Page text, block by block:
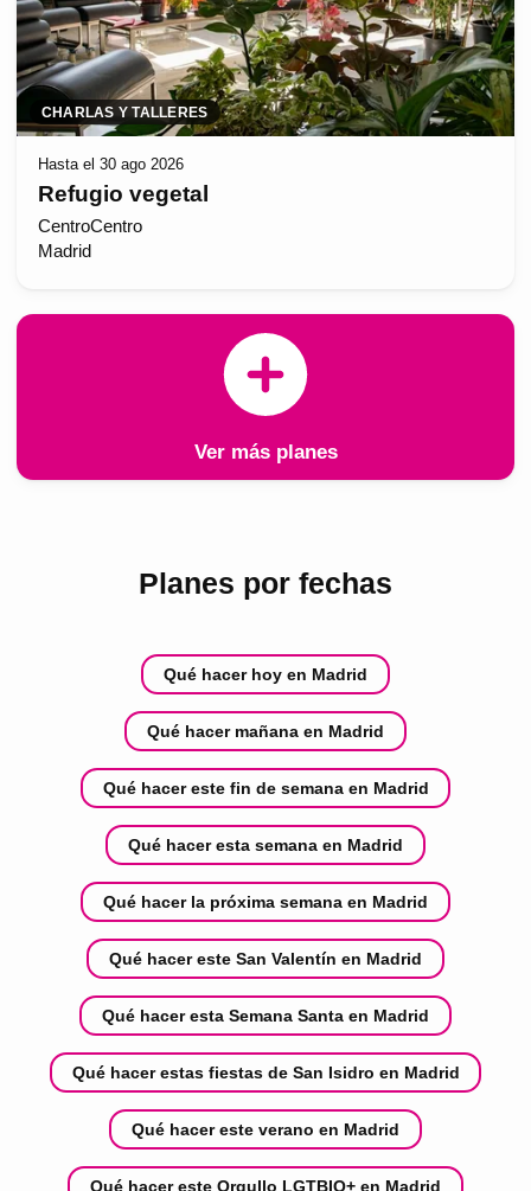
CHARLAS Y TALLERES
Hasta el 30 ago 2026
Refugio vegetal
CentroCentro
Madrid
Ver más planes
Planes por fechas
Qué hacer hoy en Madrid
Qué hacer mañana en Madrid
Qué hacer este fin de semana en Madrid
Qué hacer esta semana en Madrid
Qué hacer la próxima semana en Madrid
Qué hacer este San Valentín en Madrid
Qué hacer esta Semana Santa en Madrid
Qué hacer estas fiestas de San Isidro en Madrid
Qué hacer este verano en Madrid
Qué hacer este Orgullo LGTBIQ+ en Madrid